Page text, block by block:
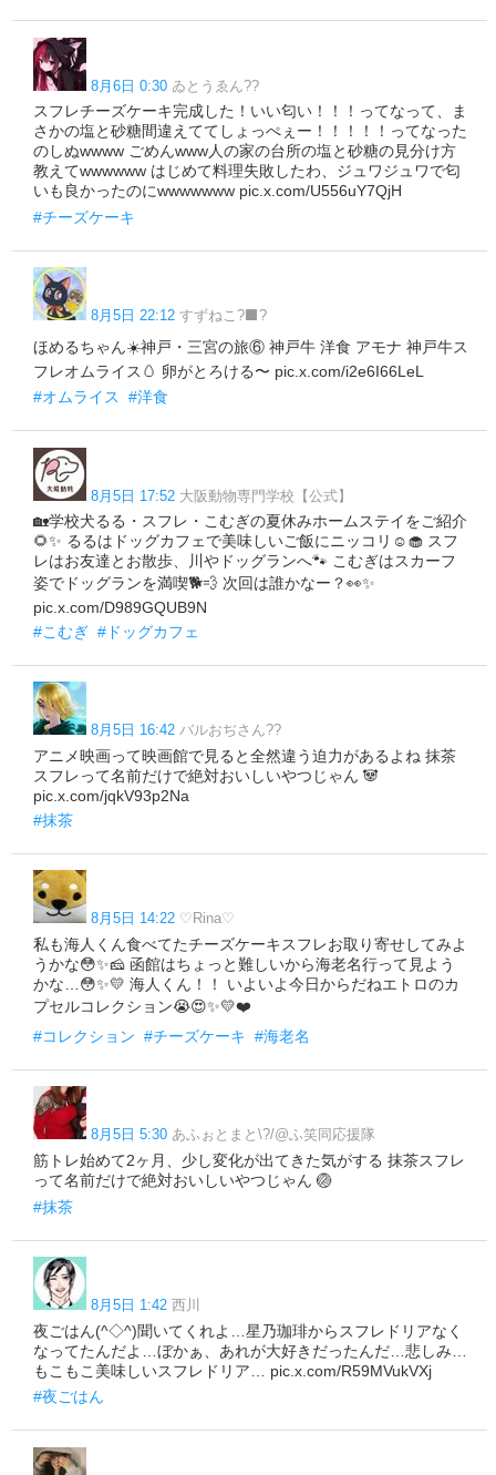
8月6日 0:30 ゐとうゑん??
スフレチーズケーキ完成した！いい匂い！！！ってなって、ま
さかの塩と砂糖間違えててしょっぺぇー！！！！！ってなった
のしぬwwww ごめんwww人の家の台所の塩と砂糖の見分け方
教えてwwwwww はじめて料理失敗したわ、ジュワジュワで匂
いも良かったのにwwwwwww pic.x.com/U556uY7QjH
#チーズケーキ
8月5日 22:12 すずねこ?‍⬛?
ほめるちゃん☀️神戸・三宮の旅⑥ 神戸牛 洋食 アモナ 神戸牛ス
フレオムライス🥚 卵がとろける〜 pic.x.com/i2e6I66LeL
#オムライス
#洋食
8月5日 17:52 大阪動物専門学校【公式】
🏡学校犬るる・スフレ・こむぎの夏休みホームステイをご紹介
🌻✨ るるはドッグカフェで美味しいご飯にニッコリ☺️🧁 スフ
レはお友達とお散歩、川やドッグランへ🐾 こむぎはスカーフ
姿でドッグランを満喫🐕️💨 次回は誰かなー？👀✨
pic.x.com/D989GQUB9N
#こむぎ #ドッグカフェ
8月5日 16:42 バルおぢさん??
アニメ映画って映画館で見ると全然違う迫力があるよね 抹茶
スフレって名前だけで絶対おいしいやつじゃん 🐼
pic.x.com/jqkV93p2Na
#抹茶
8月5日 14:22 ♡Rina♡
私も海人くん食べてたチーズケーキスフレお取り寄せしてみよ
うかな😳✨🧀 函館はちょっと難しいから海老名行って見よう
かな…😳✨💛 海人くん！！ いよいよ今日からだねエトロのカ
プセルコレクション😭😍✨💛❤️
#コレクション #チーズケーキ #海老名
8月5日 5:30 あふぉとまと\?/@ふ笑同応援隊
筋トレ始めて2ヶ月、少し変化が出てきた気がする 抹茶スフレ
って名前だけで絶対おいしいやつじゃん 🏐
#抹茶
8月5日 1:42 西川
夜ごはん(^◇^)聞いてくれよ…星乃珈琲からスフレドリアなく
なってたんだよ…ぼかぁ、あれが大好きだったんだ…悲しみ…
もこもこ美味しいスフレドリア… pic.x.com/R59MVukVXj
#夜ごはん